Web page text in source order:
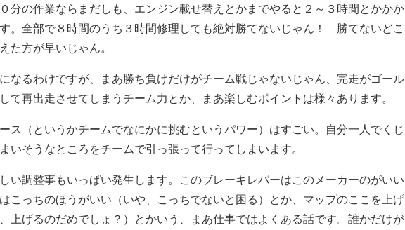
分の作業ならまだしも、エンジン載せ替えとかまでやると２～３時間とかかか
。全部で８時間のうち３時間修理しても絶対勝てないじゃん！ 勝てないどこ
た方が早いじゃん。
なるわけですが、まあ勝ち負けだけがチーム戦じゃないじゃん、完走がゴール
て再出走させてしまうチーム力とか、まあ楽しむポイントは様々あります。
ス（というかチームでなにかに挑むというパワー）はすごい。自分一人でくじ
いそうなところをチームで引っ張って行ってしまいます。
い調整事もいっぱい発生します。このブレーキレバーはこのメーカーのがいい
こっちのほうがいい（いや、こっちでないと困る）とか、マップのここを上げ
上げるのだめでしょ？）とかいう、まあ仕事ではよくある話です。誰かだけが